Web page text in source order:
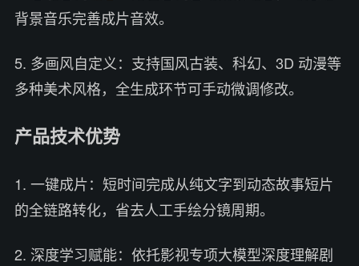
背景音乐完善成片音效。
5. 多画风自定义：支持国风古装、科幻、3D 动漫等
多种美术风格，全生成环节可手动微调修改。
产品技术优势
1. 一键成片：短时间完成从纯文字到动态故事短片
的全链路转化，省去人工手绘分镜周期。
2. 深度学习赋能：依托影视专项大模型深度理解剧